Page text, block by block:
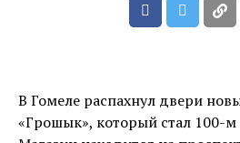
В Гомеле распахнул двери
«Грошык», который стал 100-м